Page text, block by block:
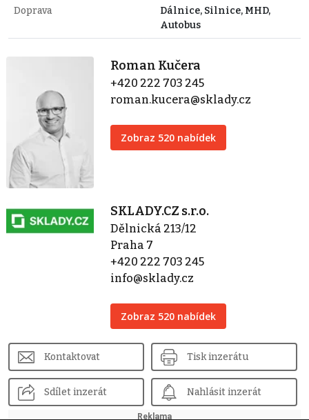
Doprava
Dálnice, Silnice, MHD,
Autobus
Roman Kučera
+420 222 703 245
roman.kucera@sklady.cz
Zobraz 520 nabídek
SKLADY.CZ s.r.o.
Dělnická 213/12
Praha 7
+420 222 703 245
info@sklady.cz
Zobraz 520 nabídek
Kontaktovat Tisk inzerátu
Sdílet inzerát Nahlásit inzerát